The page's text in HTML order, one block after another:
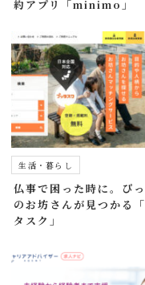
約アプリ「minimo」
生活・暮らし
仏事で困った時に。ぴ
のお坊さんが見つかる
タスク」